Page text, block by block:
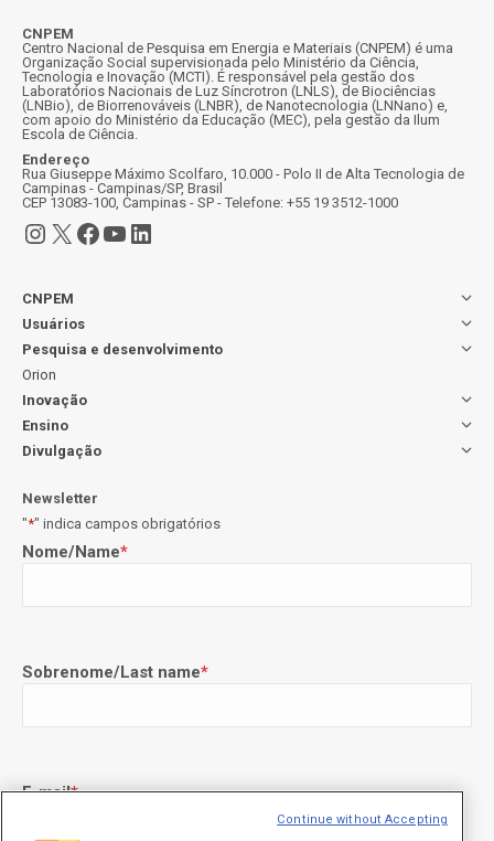
CNPEM
Centro Nacional de Pesquisa em Energia e Materiais (CNPEM) é uma
Organização Social supervisionada pelo Ministério da Ciência,
Tecnologia e Inovação (MCTI). É responsável pela gestão dos
Laboratórios Nacionais de Luz Síncrotron (LNLS), de Biociências
(LNBio), de Biorrenováveis (LNBR), de Nanotecnologia (LNNano) e,
com apoio do Ministério da Educação (MEC), pela gestão da Ilum
Escola de Ciência.
Endereço
Rua Giuseppe Máximo Scolfaro, 10.000 - Polo II de Alta Tecnologia de
Campinas - Campinas/SP, Brasil
CEP 13083-100, Campinas - SP - Telefone: +55 19 3512-1000
Instagram
X Facebook
Youtube
LinkedIn
CNPEM
Usuários
Pesquisa e desenvolvimento
Orion
Inovação
Ensino
Divulgação
Newsletter
"*" indica campos obrigatórios
Nome/Name*
Sobrenome/Last name*
E-mail*
Continue without Accepting